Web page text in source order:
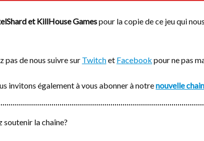
et KillHouse Gamespour la copie de ce jeu qui
pas de nous suivre sur Twitchet Facebook pour ne pas
invitons également à vous abonner à notrenouvelle
soutenir la chaîne?